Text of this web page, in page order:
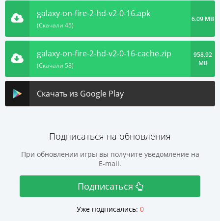
galaxy-on-fire-2-hd-v2-0-16.apk
(Скачали 45)
6.09 MB
galaxy-on-fire-2-hd-v2-0-16-cache.zip
(Скачали 58)
958.92
MB
Скачать из Google Play
Подписаться на обновления
При обновлении игры вы получите уведомление на
E-mail.
Подписаться
Уже подписались: 0